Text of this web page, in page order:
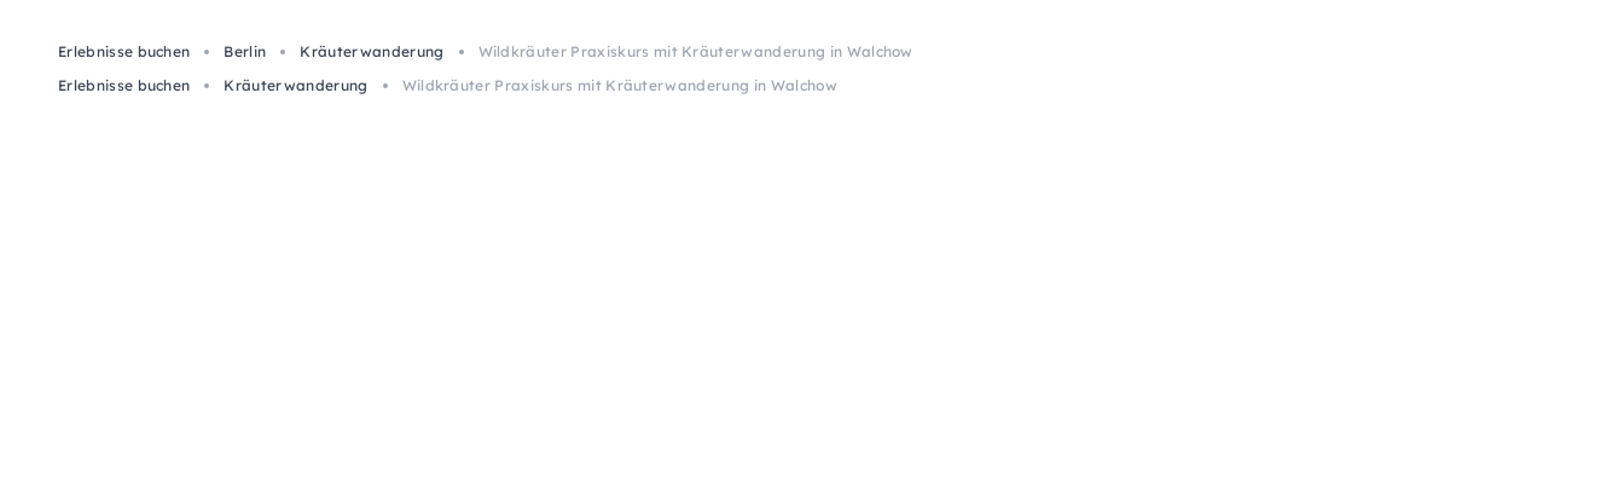
Erlebnisse buchen Berlin Kräuterwanderung
Wildkräuter Praxiskurs mit Kräuterwanderung in Walchow
Erlebnisse buchen
Kräuterwanderung Wildkräuter Praxiskurs mit Kräuterwanderung in Walchow